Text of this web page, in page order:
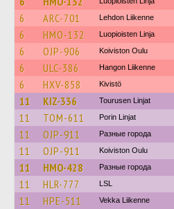
6 ARC-701 Lehdon Liikenne
6 HMO-132 Luopioisten Linja
6 OJP-906 Koiviston Oulu
6 ULC-386 Hangon Liikenne
6 HXV-858 Kivistö
11 KIZ-336 Tourusen Linjat
11 TOM-611 Porin Linjat
11 OJP-911 Разные города
11 OJP-911 Koiviston Oulu
11 HMO-428 Разные города
11 HLR-777 LSL
11 HPE-511 Vekka Liikenne